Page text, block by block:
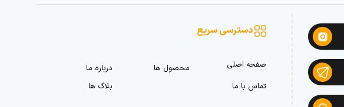
دسترسی سریع
صفحه اصلی محصول ها
درباره ما
تماس با ما
بلاگ ها